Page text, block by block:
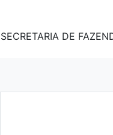
SECRETARIA DE